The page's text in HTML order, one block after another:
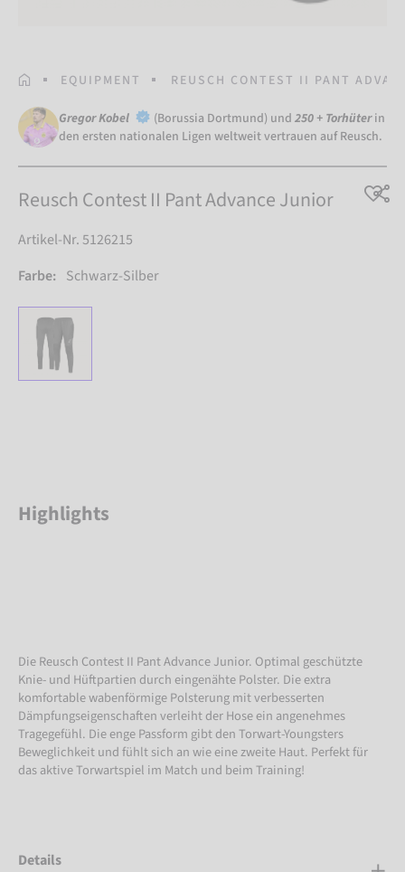
STARTSEITEEQUIPMENT REUSCH CONTEST II PANT
Gregor Kobel (Borussia Dortmund) und 250 + Torhüter in
den ersten nationalen Ligen weltweit vertrauen auf Reusch.
Reusch Contest II Pant Advance Junior
Artikel-Nr. 5126215
Farbe: Schwarz-Silber
Highlights
Die Reusch Contest II Pant Advance Junior. Optimal geschützte
Knie- und Hüftpartien durch eingenähte Polster. Die extra
komfortable wabenförmige Polsterung mit verbesserten
Dämpfungseigenschaften verleiht der Hose ein angenehmes
Tragegefühl. Die enge Passform gibt den Torwart-Youngsters
Beweglichkeit und fühlt sich an wie eine zweite Haut. Perfekt für
das aktive Torwartspiel im Match und beim Training!
Details